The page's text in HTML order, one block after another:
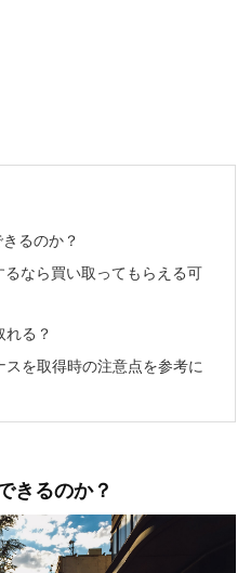
るのか？
なら買い取ってもらえる可
れる？
を取得時の注意点を参考に
きるのか？